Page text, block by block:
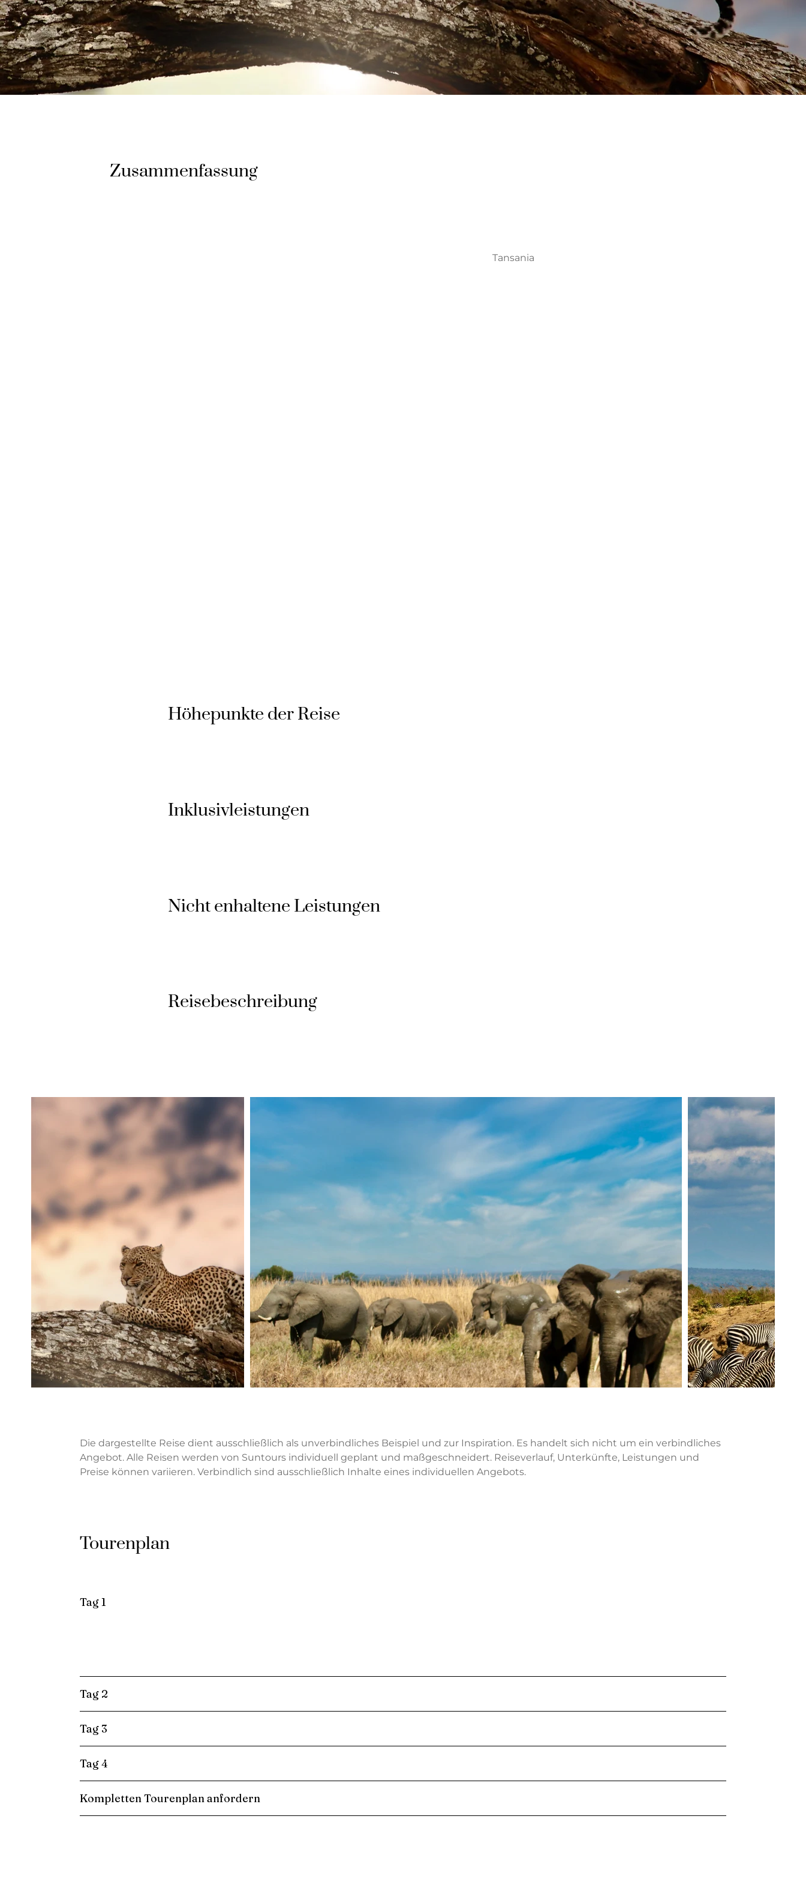
Zusammenfassung
Tansania
Höhepunkte der Reise
Inklusivleistungen
Nicht enhaltene Leistungen
Reisebeschreibung
Die dargestellte Reise dient ausschließlich als unverbindliches Beispiel und zur Inspiration. Es handelt sich nicht um ein verbindliches
Angebot. Alle Reisen werden von Suntours individuell geplant und maßgeschneidert. Reiseverlauf, Unterkünfte, Leistungen und
Preise können variieren. Verbindlich sind ausschließlich Inhalte eines individuellen Angebots.
Tourenplan
Tag 1
Tag 2
Tag 3
Tag 4
Kompletten Tourenplan anfordern